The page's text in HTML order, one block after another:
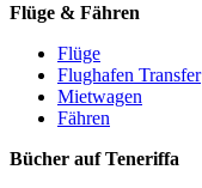
Flüge & Fähren
Flüge
Flughafen Transfer
Mietwagen
Fähren
Bücher auf Teneriffa